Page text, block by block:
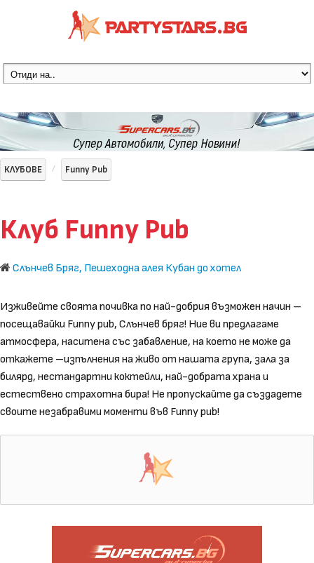
КЛУБОВЕ Funny Pub
Клуб Funny Pub
Слънчев Бряг, Пешеходна алея Кубан до хотел
Изживейте своята почивка по най-добрия възможен начин –
посещавайки Funny pub, Слънчев бряг! Ние ви предлагаме
атмосфера, наситена със забавление, на което не може да
откажете –изпълнения на живо от нашата група, зала за
билярд, нестандартни коктейли, най-добрата храна и
естествено страхотна бира! Не пропускайте да създадете
своите незабравими моменти във Funny pub!